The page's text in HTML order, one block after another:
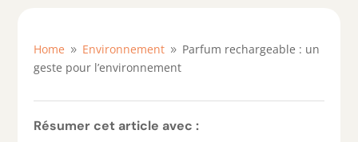
Home 9 Environnement 9 Parfum rechargeable : un
geste pour l’environnement
Résumer cet article avec :